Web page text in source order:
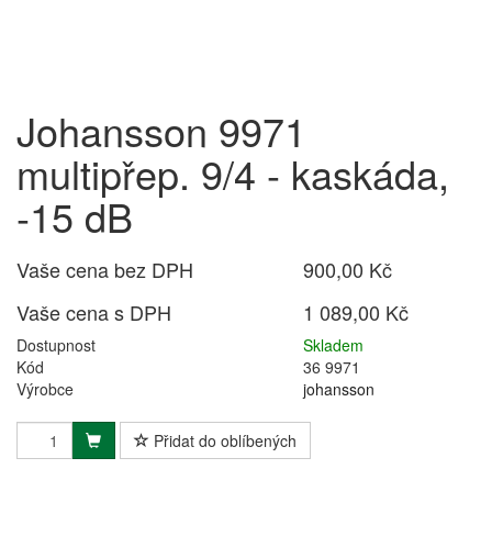
Johansson 9971
multipřep. 9/4 - kaskáda,
-15 dB
Vaše cena bez DPH
900,00 Kč
Vaše cena s DPH
1 089,00 Kč
Dostupnost
Skladem
Kód
36 9971
Výrobce
johansson
Přidat do oblíbených